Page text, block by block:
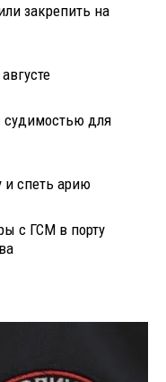
закрепить на
судимостью для
и спеть арию
с ГСМ в порту